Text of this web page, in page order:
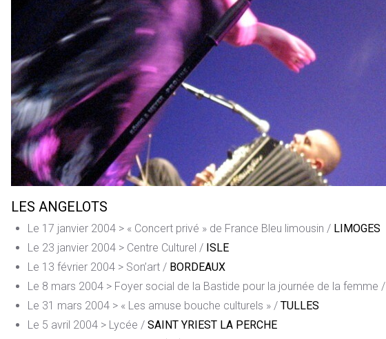
LES ANGELOTS
Le 17 janvier 2004 > « Concert privé » de France Bleu limousin / LIMOGES
Le 23 janvier 2004 > Centre Culturel / ISLE
Le 13 février 2004 > Son’art / BORDEAUX
Le 8 mars 2004 > Foyer social de la Bastide pour la journée de la femme /
Le 31 mars 2004 > « Les amuse bouche culturels » / TULLES
Le 5 avril 2004 > Lycée / SAINT YRIEST LA PERCHE